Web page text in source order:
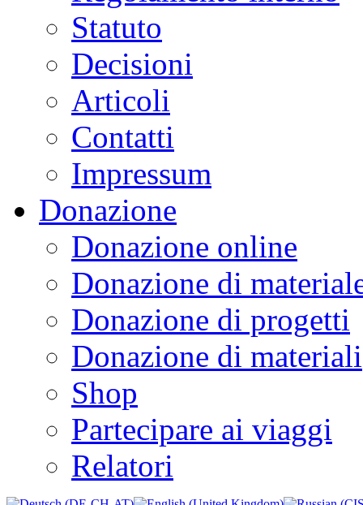
Statuto
Decisioni
Articoli
Contatti
Impressum
Donazione
Donazione online
Donazione di
Donazione di progetti
Donazione di materiali
Shop
Partecipare ai viaggi
Relatori